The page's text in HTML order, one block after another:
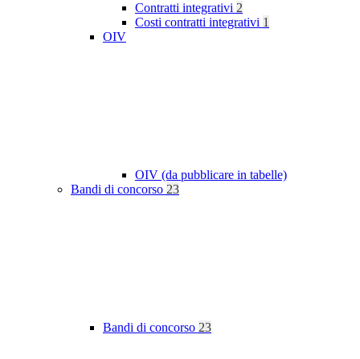
Contratti integrativi 2
Costi contratti integrativi 1
OIV
OIV (da pubblicare in tabelle)
Bandi di concorso 23
Bandi di concorso 23